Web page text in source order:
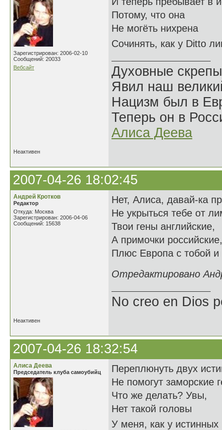
Зарегистрирован: 2006-02-10
Сообщений: 20033
Вебсайт
Потому, что она
Не могёть нихрена
Сочинять, как у Ditto
Духовные
Явил наш
Нацизм был в
Теперь он в
Алиса Деева
Неактивен
2007-04-26 18:02:45
Андрей Кротков
Редактор
Откуда: Москва
Зарегистрирован: 2006-04-06
Сообщений: 15638
Нет, Алиса, давай-ка
Не укрыться тебе от
Твои гены английские,
А примочки российские,
Плюс Европа с тобой
Отредактировано
No creo en Dios
Неактивен
2007-04-26 18:32:54
Алиса Деева
Председатель клуба самоубийц
Переплюнуть двух
Не помогут заморские
Что же делать? Увы,
Нет такой головы
У меня, как у истинных